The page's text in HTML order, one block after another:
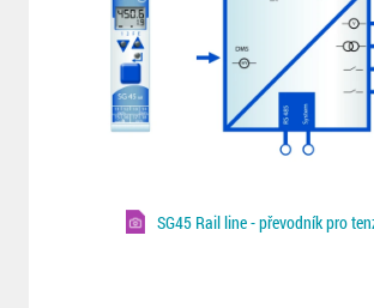
SG45 Rail line - převodník pro